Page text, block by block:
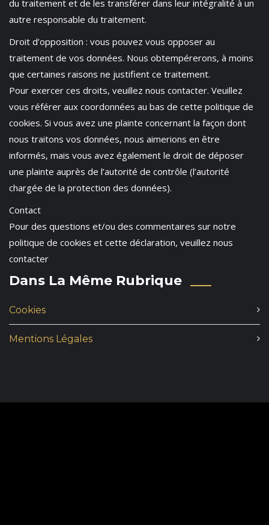
du traitement et de les transférer dans leur intégralité à un
autre responsable du traitement.
Droit d’opposition : vous pouvez vous opposer au
traitement de vos données. Nous obtempérerons, à moins
que certaines raisons ne justifient ce traitement.
Pour exercer ces droits, veuillez nous contacter. Veuillez
vous référer aux coordonnées au bas de cette politique de
cookies. Si vous avez une plainte concernant la façon dont
nous traitons vos données, nous aimerions en être
informés, mais vous avez également le droit de déposer
une plainte auprès de l’autorité de contrôle (l’autorité
chargée de la protection des données).
Contact
Pour des questions et/ou des commentaires sur notre
politique de cookies et cette déclaration, veuillez nous
contacter
Dans La Même Rubrique
Cookies
Mentions Légales